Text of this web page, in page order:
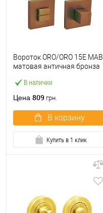
В наличии
Вороток ORO/ORO 15E МАВ
матовая античная бронза
Цена 809 грн.
В корзину
Купить в 1 клик